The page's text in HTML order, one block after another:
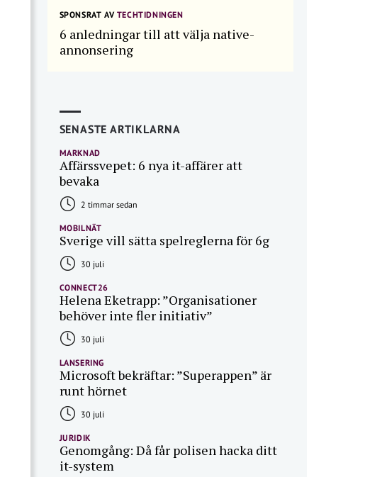
SPONSRAT AVTECHTIDNINGEN
6 anledningar till att välja native-
annonsering
SENASTE ARTIKLARNA
MARKNAD
Affärssvepet: 6 nya it-affärer att
bevaka
2 timmar sedan
MOBILNÄT
Sverige vill sätta spelreglerna för 6g
30 juli
CONNECT26
Helena Eketrapp: ”Organisationer
behöver inte fler initiativ”
30 juli
LANSERING
Microsoft bekräftar: ”Superappen” är
runt hörnet
30 juli
JURIDIK
Genomgång: Då får polisen hacka ditt
it-system